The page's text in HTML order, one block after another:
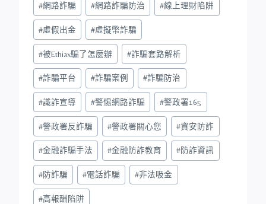
#網路詐騙 #網路詐騙防治 #線上理財陷阱
#虛假出金 #虛擬幣詐騙
#被Ethiax騙了怎麼辦 #詐騙套路解析
#詐騙平台 #詐騙案例 #詐騙防治
#識詐宣導 #警惕網路詐騙 #警政署165
#警政署反詐騙 #警政署關心您 #資安防詐
#金融詐騙手法 #金融防詐教育 #防詐資訊
#防詐騙 #電話詐騙 #非法吸金
#高報酬陷阱